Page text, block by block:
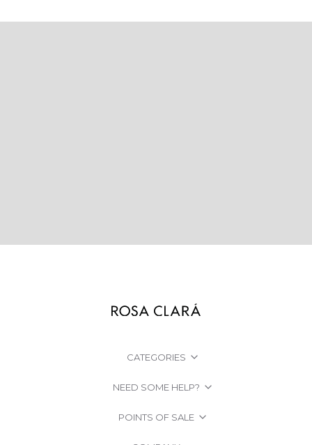
CATEGORIES
NEED SOME HELP?
POINTS OF SALE